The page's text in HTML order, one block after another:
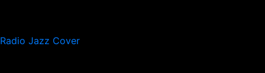
Radio Jazz Cover